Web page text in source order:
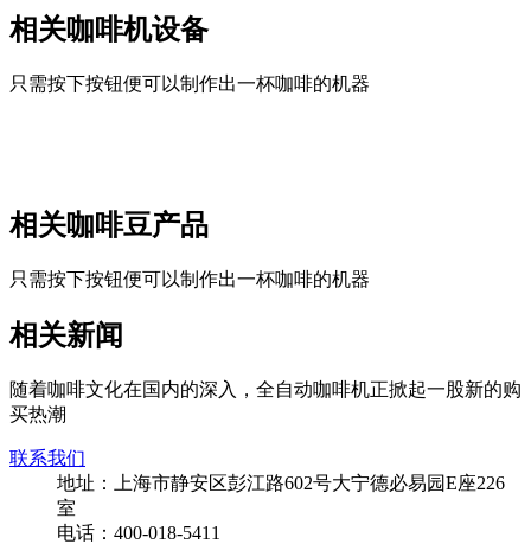
相关咖啡机设备
只需按下按钮便可以制作出一杯咖啡的机器
相关咖啡豆产品
只需按下按钮便可以制作出一杯咖啡的机器
相关新闻
随着咖啡文化在国内的深入，全自动咖啡机正掀起一股新的购
买热潮
联系我们
地址：上海市静安区彭江路602号大宁德必易园E座226
室
电话：400-018-5411